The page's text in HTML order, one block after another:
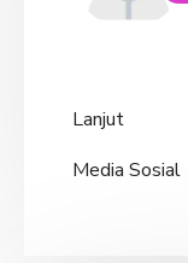
Lanjut
Media Sosial